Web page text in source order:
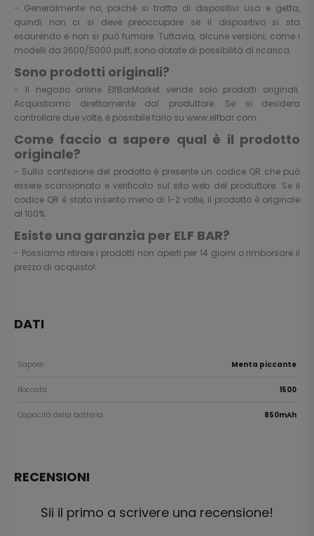
- Generalmente no, poiché si tratta di dispositivi usa e getta,
quindi non ci si deve preoccupare se il dispositivo si sta
esaurendo e non si può fumare. Tuttavia, alcune versioni, come i
modelli da 3600/5000 puff, sono dotate di possibilità di ricarica.
Sono prodotti originali?
- Il negozio online ElfBarMarket vende solo prodotti originali.
Acquistiamo direttamente dal produttore. Se si desidera
controllare due volte, è possibile farlo su www.elfbar.com.
Come faccio a sapere qual è il prodotto
originale?
- Sulla confezione del prodotto è presente un codice QR che può
essere scansionato e verificato sul sito web del produttore. Se il
codice QR è stato inserito meno di 1-2 volte, il prodotto è originale
al 100%.
Esiste una garanzia per ELF BAR?
- Possiamo ritirare i prodotti non aperti per 14 giorni o rimborsare il
prezzo di acquisto!
DATI
Sapore Menta piccante
Boccata 1500
Capacità della batteria 850mAh
RECENSIONI
Sii il primo a scrivere una recensione!